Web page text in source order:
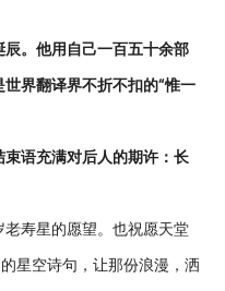
。他用自己一百五十余部
界翻译界不折不扣的“惟一
束语充满对后人的期许：长
寿星的愿望。也祝愿天堂
星空诗句，让那份浪漫，洒